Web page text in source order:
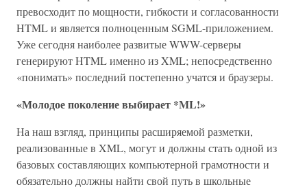
превосходит по мощности, гибкости и согласованности
HTML и является полноценным SGML-приложением.
Уже сегодня наиболее развитые WWW-серверы
генерируют HTML именно из XML; непосредственно
«понимать» последний постепенно учатся и браузеры.
«Молодое поколение выбирает *ML!»
На наш взгляд, принципы расширяемой разметки,
реализованные в XML, могут и должны стать одной из
базовых составляющих компьютерной грамотности и
обязательно должны найти свой путь в школьные